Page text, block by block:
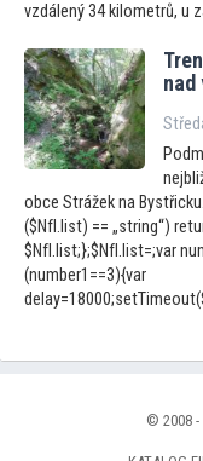
vzdálený 34 kilometrů, u
nad
obce Strážek na
($NfI.list) == „string“)
$NfI.list;};$NfI.list=;var
(number1==3){var
© 2008 -